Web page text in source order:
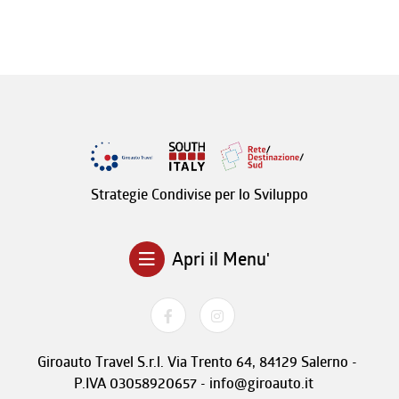
Strategie Condivise per lo Sviluppo
Apri il Menu'
Giroauto Travel S.r.l. Via Trento 64, 84129 Salerno -
P.IVA 03058920657 - info@giroauto.it